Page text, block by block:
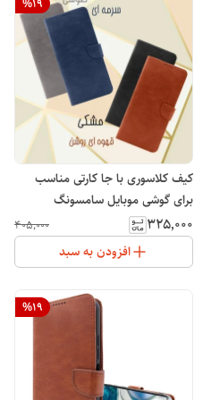
%19
کیف کلاسوری با جا کارتی مناسب
برای گوشی موبایل سامسونگ
Galaxy A20 / A30
۳۲۵٬۰۰۰ ۴۰۵٬۰۰۰
افزودن به سبد
%19